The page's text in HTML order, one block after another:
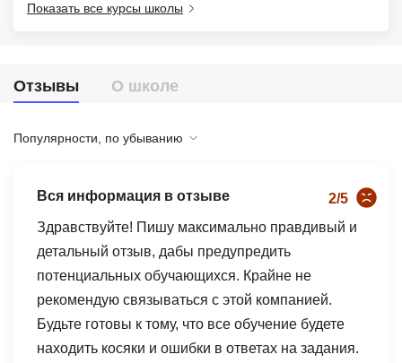
Показать все курсы школы
Отзывы О школе
Популярности, по убыванию
Вся информация в отзыве
2/5
Здравствуйте! Пишу максимально правдивый и
детальный отзыв, дабы предупредить
потенциальных обучающихся. Крайне не
рекомендую связываться с этой компанией.
Будьте готовы к тому, что все обучение будете
находить косяки и ошибки в ответах на задания.
Рейтинг онлайн-школ